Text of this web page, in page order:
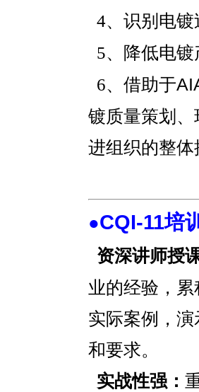
4、 识别电
5、 降低电
6、 借助于
镀质量策划
进组织的整体
●CQI-11培
资深讲师授
业的经验，
实际案例，
和要求。
实战性强：